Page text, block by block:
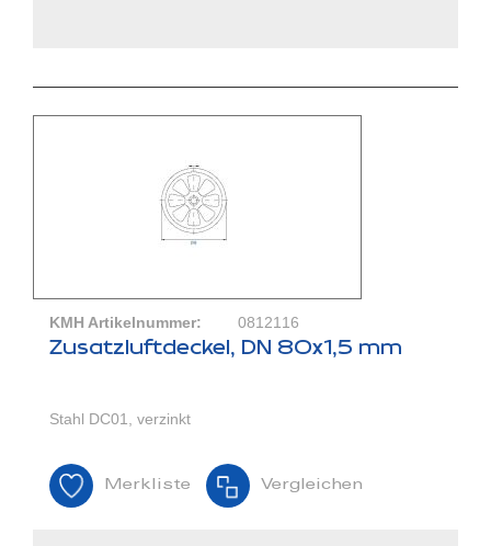
KMH Artikelnummer: 0812116
Zusatzluftdeckel, DN 80x1,5 mm
Stahl DC01, verzinkt
Merkliste Vergleichen